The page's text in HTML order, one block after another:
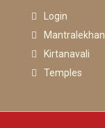
Login
Mantralekhan
Kirtanavali
Temples